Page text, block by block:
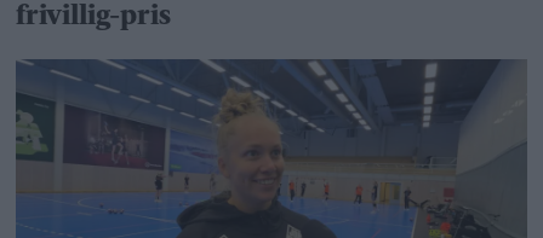
frivillig-pris